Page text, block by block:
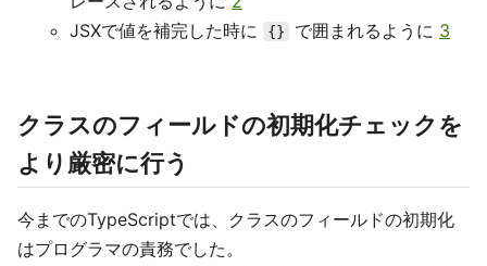
JSXで値を補完した時に
{} で囲まれるように 3
クラスのフィールドの初期化チェックを
より厳密に行う
今までのTypeScriptでは、クラスのフィールドの初期化
はプログラマの責務でした。